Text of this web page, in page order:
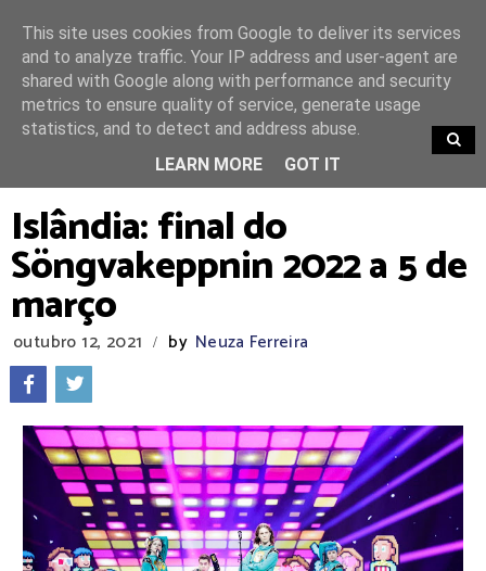
TRENDING
Islândia: final do
Söngvakeppnin 2022 a 5 de
março
outubro 12, 2021 / by Neuza Ferreira
This site uses cookies from Google to deliver its services
and to analyze traffic. Your IP address and user-agent are
shared with Google along with performance and security
metrics to ensure quality of service, generate usage
statistics, and to detect and address abuse.
LEARN MORE
GOT IT